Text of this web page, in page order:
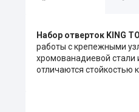
Набор отверток KING
работы с крепежными
хромованадиевой стали
отличаются стойкостью